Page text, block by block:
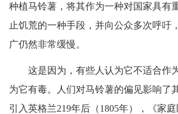
种植马铃薯，将其作为一种对国家具有
止饥荒的一种手段，并向公众多次呼吁
广仍然非常缓慢。
这是因为，有些人认为它不适合作
为它有毒。人们对马铃薯的偏见影响了
引入英格兰219年后（1805年），《家